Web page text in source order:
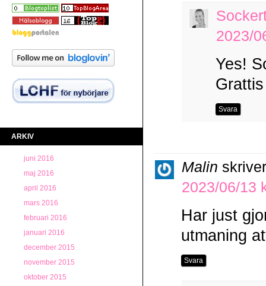
ARKIV
juni 2016
maj 2016
april 2016
mars 2016
februari 2016
januari 2016
december 2015
november 2015
oktober 2015
2023/
Yes!
Svara
Malin
2023/06/13
Har just
utmaning
Svara